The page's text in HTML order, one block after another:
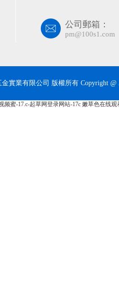
公司郵箱：
pm@100s1.com
金實業有限公司 版權所有 Copyright @
频蜜-17.c-起草网登录网站-17c 嫩草色在线观